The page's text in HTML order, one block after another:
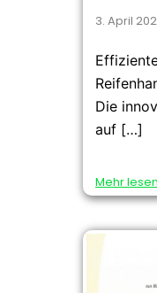
3. April
Die
auf […]
Mehr lesen